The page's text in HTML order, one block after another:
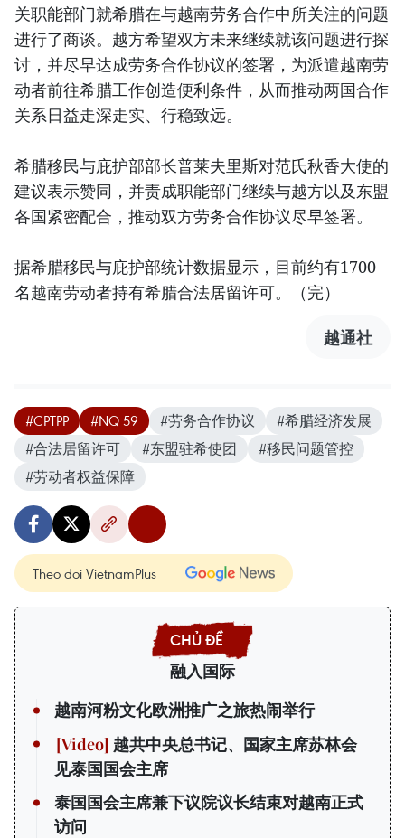
关职能部门就希腊在与越南劳务合作中所关注的问题
进行了商谈。越方希望双方未来继续就该问题进行探
讨，并尽早达成劳务合作协议的签署，为派遣越南劳
动者前往希腊工作创造便利条件，从而推动两国合作
关系日益走深走实、行稳致远。
希腊移民与庇护部部长普莱夫里斯对范氏秋香大使的
建议表示赞同，并责成职能部门继续与越方以及东盟
各国紧密配合，推动双方劳务合作协议尽早签署。
据希腊移民与庇护部统计数据显示，目前约有1700
名越南劳动者持有希腊合法居留许可。（完）
越通社
#CPTPP #NQ 59 #劳务合作协议
#希腊经济发展
#合法居留许可
#东盟驻希使团
#移民问题管控
#劳动者权益保障
Theo dõi VietnamPlus
融入国际
越南河粉文化欧洲推广之旅热闹举行
越共中央总书记、国家主席苏林会
见泰国国会主席
泰国国会主席兼下议院议长结束对越南正式
访问